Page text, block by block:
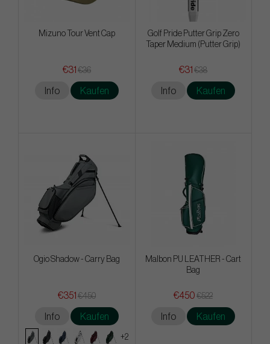
Mizuno Tour Vent Cap
€31 €36
Info Kaufen
Golf Pride Putter Grip Zero
Taper Medium (Putter Grip)
€31 €38
Info Kaufen
Ogio Shadow - Carry Bag
€351 €450
Info Kaufen
+2
Malbon PU LEATHER - Cart
Bag
€450 €522
Info Kaufen